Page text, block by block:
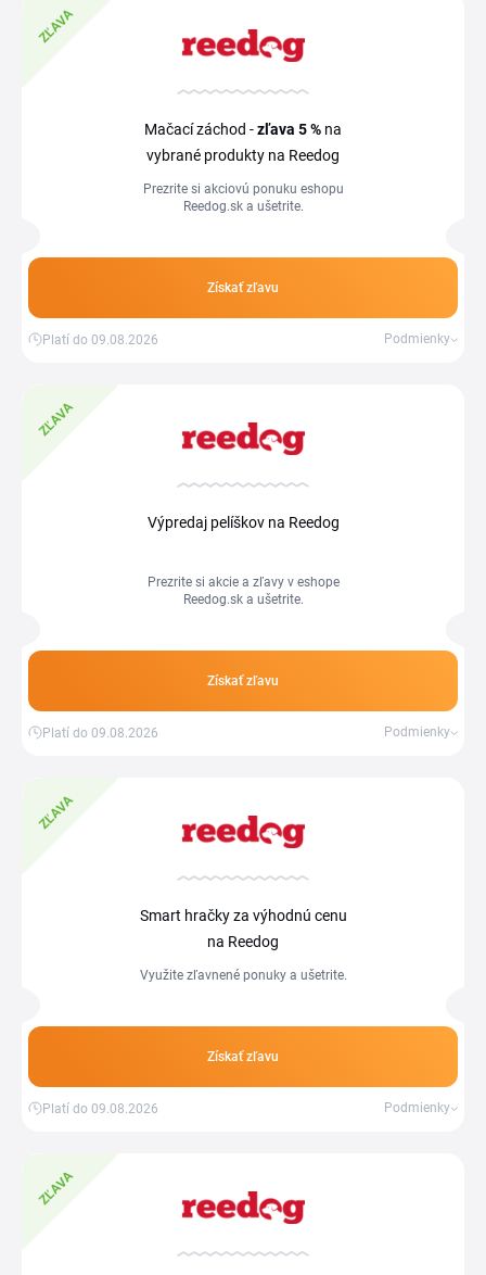
ZĽAVA
Mačací záchod -zľava 5 % na
vybrané produkty na Reedog
Prezrite si akciovú ponuku eshopu
Reedog.sk a ušetrite.
Získať zľavu
Platí do 09.08.2026 Podmienky
ZĽAVA
Výpredaj pelíškov na Reedog
Prezrite si akcie a zľavy v eshope
Reedog.sk a ušetrite.
Získať zľavu
Platí do 09.08.2026 Podmienky
ZĽAVA
Smart hračky za výhodnú cenu
na Reedog
Využite zľavnené ponuky a ušetrite.
Získať zľavu
Platí do 09.08.2026 Podmienky
ZĽAVA